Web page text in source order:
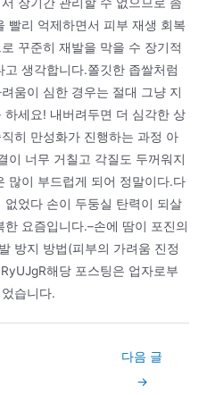
빨리 억제하면서 피부 재생 회복
꾸준히 재발을 막을 수 장기적
생각합니다.쫄깃한 좁쌀처럼
움이 심한 경우는 절대 그냥 지
세요! 내버려두면 더 심각한 상
히 만성화가 진행하는 과정 아
이 너무 거칠고 각질도 두꺼워지
많이 부드럽게 되어 정말이다.다
었다 손이 두둥실 탄력이 되살
요즘입니다.–손에 땀이 포진의
방지 방법(피부의 가려움 진정
해당 포스팅은 업자로부
습니다.
다음 글
→